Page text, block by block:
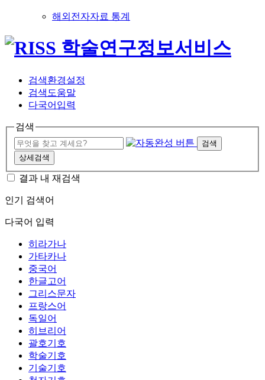
해외전자자료 통계
검색환경설정
검색도움말
다국어입력
검색
검색
상세검색
결과 내 재검색
인기 검색어
다국어 입력
히라가나
가타카나
중국어
한글고어
그리스문자
프랑스어
독일어
히브리어
괄호기호
학술기호
기술기호